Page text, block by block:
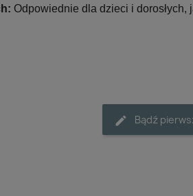
Odpowiednie dla dzieci i dorosłych,
Bądź